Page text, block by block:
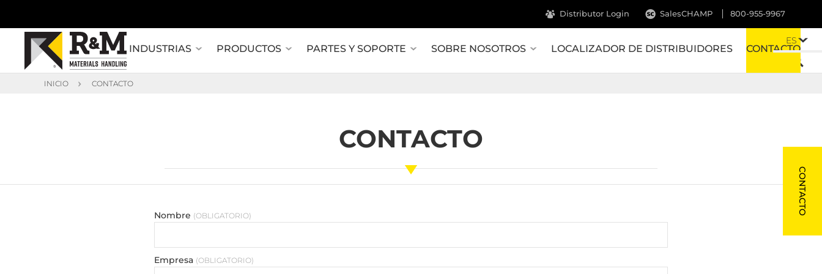
800-955-9967
Distributor Login SalesCHAMP
INDUSTRIAS PRODUCTOS PARTES Y SOPORTE SOBRE NOSOTROS LOCALIZADOR DE DISTRIBUIDORES CONTACTO
ES
INICIO CONTACTO
CONTACTO
Nombre OBLIGATORIO
Empresa OBLIGATORIO
CONTACTO